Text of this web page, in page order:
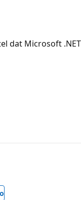
dat Microsoft .NET